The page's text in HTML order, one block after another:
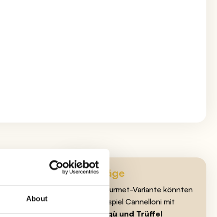
About
Vorschläge
Für eine Gourmet-Variante könnten
Sie zum Beispiel Cannelloni mit
weißer Ragù und Trüffel